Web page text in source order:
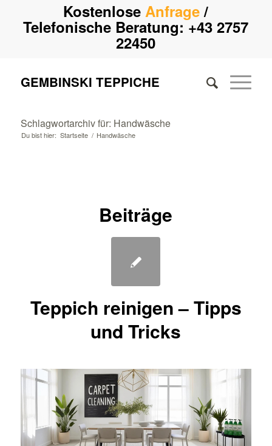
KostenloseAnfrage/
Telefonische Beratung:+43 2757
22450
GEMBINSKI TEPPICHE
Schlagwortarchiv für: Handwäsche
Du bist hier: Startseite / Handwäsche
Beiträge
Teppich reinigen – Tipps
und Tricks